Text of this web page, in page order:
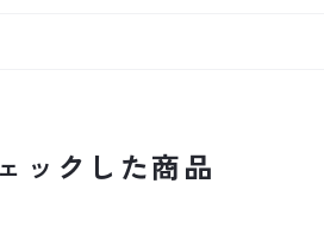
ックした商品